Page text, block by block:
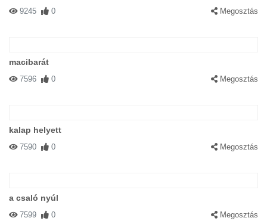
9245 0 Megosztás
macibarát
7596 0 Megosztás
kalap helyett
7590 0 Megosztás
a csaló nyúl
7599 0 Megosztás